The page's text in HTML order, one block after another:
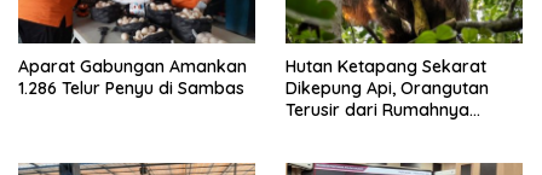
Aparat Gabungan Amankan
1.286 Telur Penyu di Sambas
Hutan Ketapang Sekarat
Dikepung Api, Orangutan
Terusir dari Rumahnya